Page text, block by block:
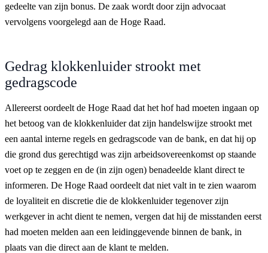
gedeelte van zijn bonus. De zaak wordt door zijn advocaat
vervolgens voorgelegd aan de Hoge Raad.
Gedrag klokkenluider strookt met
gedragscode
Allereerst oordeelt de Hoge Raad dat het hof had moeten ingaan op
het betoog van de klokkenluider dat zijn handelswijze strookt met
een aantal interne regels en gedragscode van de bank, en dat hij op
die grond dus gerechtigd was zijn arbeidsovereenkomst op staande
voet op te zeggen en de (in zijn ogen) benadeelde klant direct te
informeren. De Hoge Raad oordeelt dat niet valt in te zien waarom
de loyaliteit en discretie die de klokkenluider tegenover zijn
werkgever in acht dient te nemen, vergen dat hij de misstanden eerst
had moeten melden aan een leidinggevende binnen de bank, in
plaats van die direct aan de klant te melden.